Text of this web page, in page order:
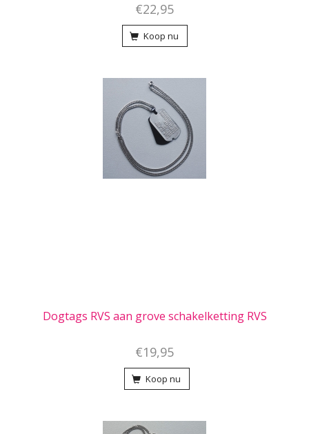
€22,95
Koop nu
Dogtags RVS aan grove schakelketting RVS
€19,95
Koop nu